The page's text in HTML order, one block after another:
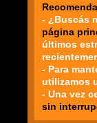
- ¿Buscás
página
últimos
- Para
utilizamos
- Una vez
sin